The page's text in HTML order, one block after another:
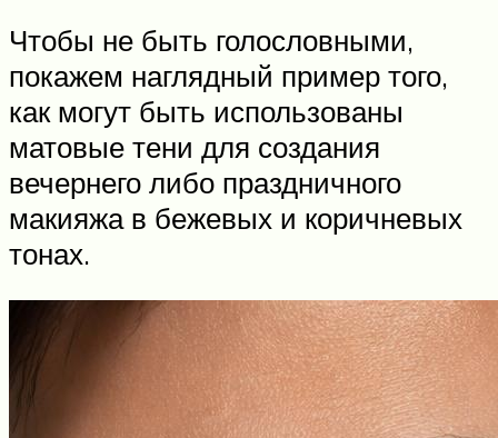
Чтобы не быть голословными,
покажем наглядный пример того,
как могут быть использованы
матовые тени для создания
вечернего либо праздничного
макияжа в бежевых и коричневых
тонах.